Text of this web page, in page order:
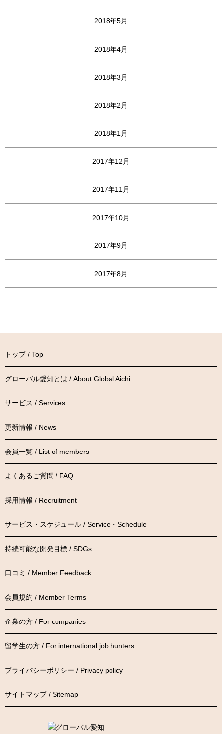
2018年5月
2018年4月
2018年3月
2018年2月
2018年1月
2017年12月
2017年11月
2017年10月
2017年9月
2017年8月
トップ / Top
グローバル愛知とは / About Global Aichi
サービス / Services
更新情報 / News
会員一覧 / List of members
よくあるご質問 / FAQ
採用情報 / Recruitment
サービス・スケジュール / Service・Schedule
持続可能な開発目標 / SDGs
口コミ / Member Feedback
会員規約 / Member Terms
企業の方 / For companies
留学生の方 / For international job hunters
プライバシーポリシー / Privacy policy
サイトマップ / Sitemap